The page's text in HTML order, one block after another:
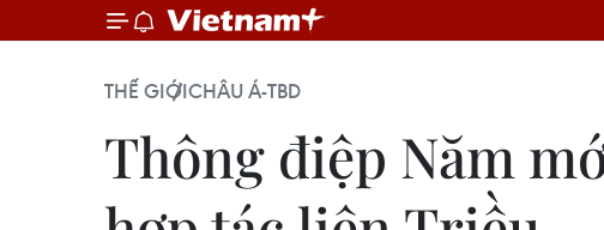
THẾ GIỚICHÂU Á-TBD
Thông điệp Năm